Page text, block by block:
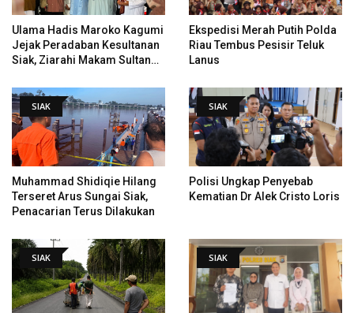
Ulama Hadis Maroko Kagumi
Jejak Peradaban Kesultanan
Siak, Ziarahi Makam Sultan
Ekspedisi Merah Putih Polda
Riau Tembus Pesisir Teluk
Lanus
SIAK
Muhammad Shidiqie Hilang
Terseret Arus Sungai Siak,
Penacarian Terus Dilakukan
SIAK
Polisi Ungkap Penyebab
Kematian Dr Alek Cristo Loris
SIAK SIAK